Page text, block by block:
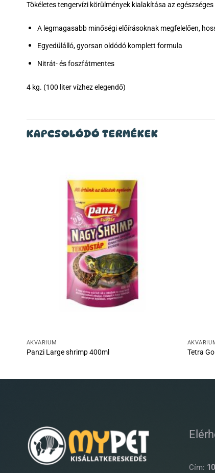
Tökéletes tengervízi körülmények kialakítása az
A legmagasabb minőségi előírásoknak megfelelően,
Egyedülálló, gyorsan oldódó komplett formula
Nitrát- és foszfátmentes
4 kg. (100 liter vízhez elegendő)
KAPCSOLÓDÓ TERMÉKEK
AKVÁRIUM
Panzi Large shrimp 400ml Tetra
Cím: